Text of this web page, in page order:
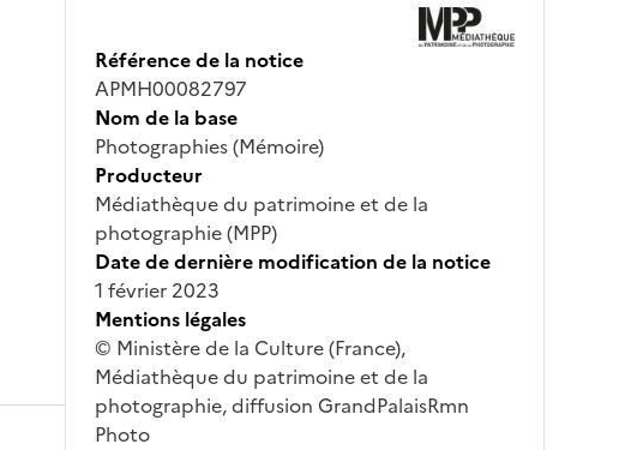
Référence de la notice
APMH00082797
Nom de la base
Photographies (Mémoire)
Producteur
Médiathèque du patrimoine et de la
photographie (MPP)
Date de dernière modification de la notice
1 février 2023
Mentions légales
© Ministère de la Culture (France),
Médiathèque du patrimoine et de la
photographie, diffusion GrandPalaisRmn
Photo